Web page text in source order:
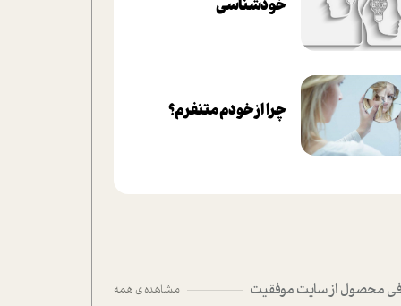
خودشناسی
چرا از خودم متنفرم؟
محصول از سایت موفقیت مشاهده ی همه